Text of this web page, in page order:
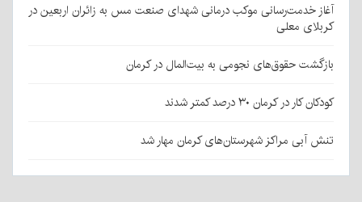
آغاز خدمت‌رسانی موکب درمانی شهدای صنعت مس به زائران اربعین در
کربلای معلی
بازگشت حقوق‌های نجومی به بیت‌المال در کرمان
کودکان کار در کرمان ۳۰ درصد کمتر شدند
تنش آبی مراکز شهرستان‌های کرمان مهار شد